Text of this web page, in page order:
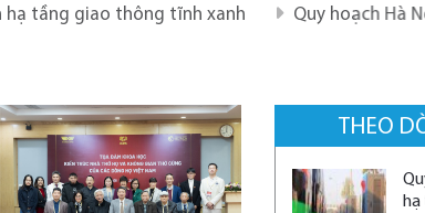
thông tĩnh xanh Quy hoạch Hà Nội tầm
THEO